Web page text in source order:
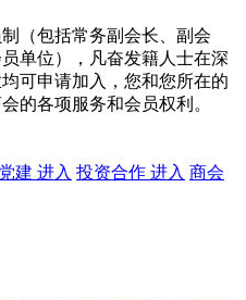
（包括常务副会长、副会
单位），凡奋发籍人士在深
可申请加入，您和您所在的
的各项服务和会员权利。
建 进入 投资合作 进入 商会